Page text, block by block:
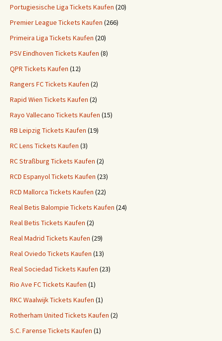
Portugiesische Liga Tickets Kaufen (20)
Premier League Tickets Kaufen (266)
Primeira Liga Tickets Kaufen (20)
PSV Eindhoven Tickets Kaufen (8)
QPR Tickets Kaufen (12)
Rangers FC Tickets Kaufen (2)
Rapid Wien Tickets Kaufen (2)
Rayo Vallecano Tickets Kaufen (15)
RB Leipzig Tickets Kaufen (19)
RC Lens Tickets Kaufen (3)
RC Straßburg Tickets Kaufen (2)
RCD Espanyol Tickets Kaufen (23)
RCD Mallorca Tickets Kaufen (22)
Real Betis Balompie Tickets Kaufen (24)
Real Betis Tickets Kaufen (2)
Real Madrid Tickets Kaufen (29)
Real Oviedo Tickets Kaufen (13)
Real Sociedad Tickets Kaufen (23)
Rio Ave FC Tickets Kaufen (1)
RKC Waalwijk Tickets Kaufen (1)
Rotherham United Tickets Kaufen (2)
S.C. Farense Tickets Kaufen (1)